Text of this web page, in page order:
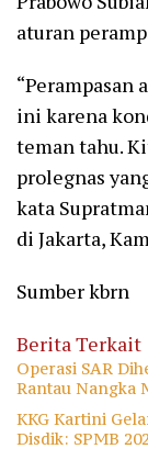
aturan
“Perampasan
ini karena
teman tahu.
prolegnas
kata
di Jakarta,
Sumber kbrn
Berita Terkait
Operasi SAR
Rantau Nangka
KKG Kartini
Disdik: SPMB